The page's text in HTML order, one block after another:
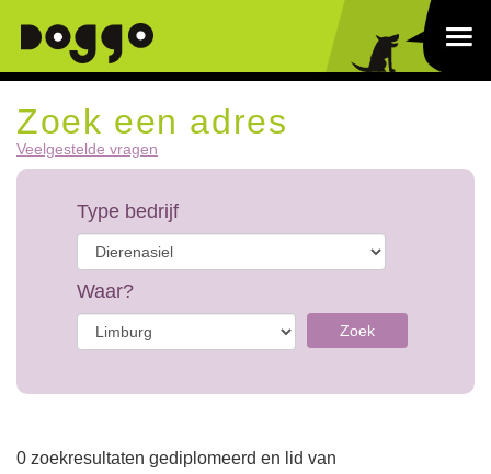
Zoek een adres
Veelgestelde vragen
Type bedrijf
Waar?
Zoek
0 zoekresultaten gediplomeerd en lid van